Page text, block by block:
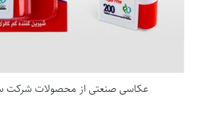
عکاسی صنعتی از محصولات شرکت